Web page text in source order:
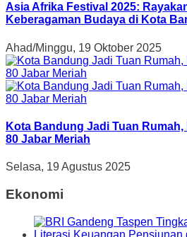
Asia Afrika Festival 2025:
Keberagaman Budaya di Kota
Ahad/Minggu, 19 Oktober 2025
Kota Bandung Jadi Tuan
80 Jabar Meriah
Selasa, 19 Agustus 2025
Ekonomi